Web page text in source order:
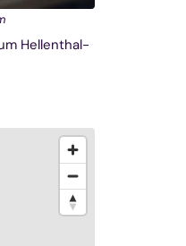
Hellenthal-